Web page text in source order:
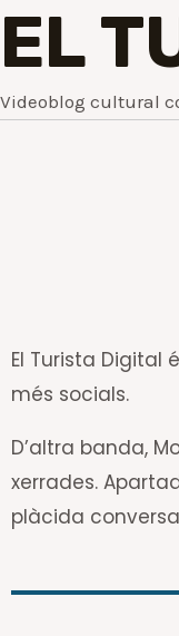
EL
Videoblog cultural
El Turista Digital
més socials.
D’altra banda,
xerrades.
plàcida